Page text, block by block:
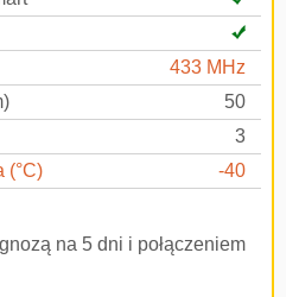
433 MHz
50
3
(°C)
-40
na 5 dni i połączeniem